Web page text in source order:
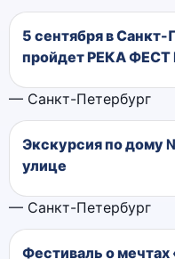
5 сентября в
пройдет РЕКА ФЕСТ
— Санкт-Петербург
Экскурсия по дому
улице
— Санкт-Петербург
Фестиваль о